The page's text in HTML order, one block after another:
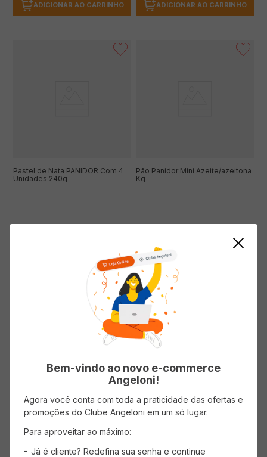
ADICIONAR AO CARRINHO ADICIONAR AO CARRINHO
Pastel de Nata PANIDOR Com 4
Unidades 240g
Pão Panidor Mini Azeite/azeitona
Kg
AVISE-ME
Mostrando -4 de4 produtos
Bem-vindo ao novo e-commerce
Angeloni!
Agora você conta com toda a praticidade das ofertas e
promoções do Clube Angeloni em um só lugar.
Para aproveitar ao máximo:
Já é cliente? Redefina sua senha e continue